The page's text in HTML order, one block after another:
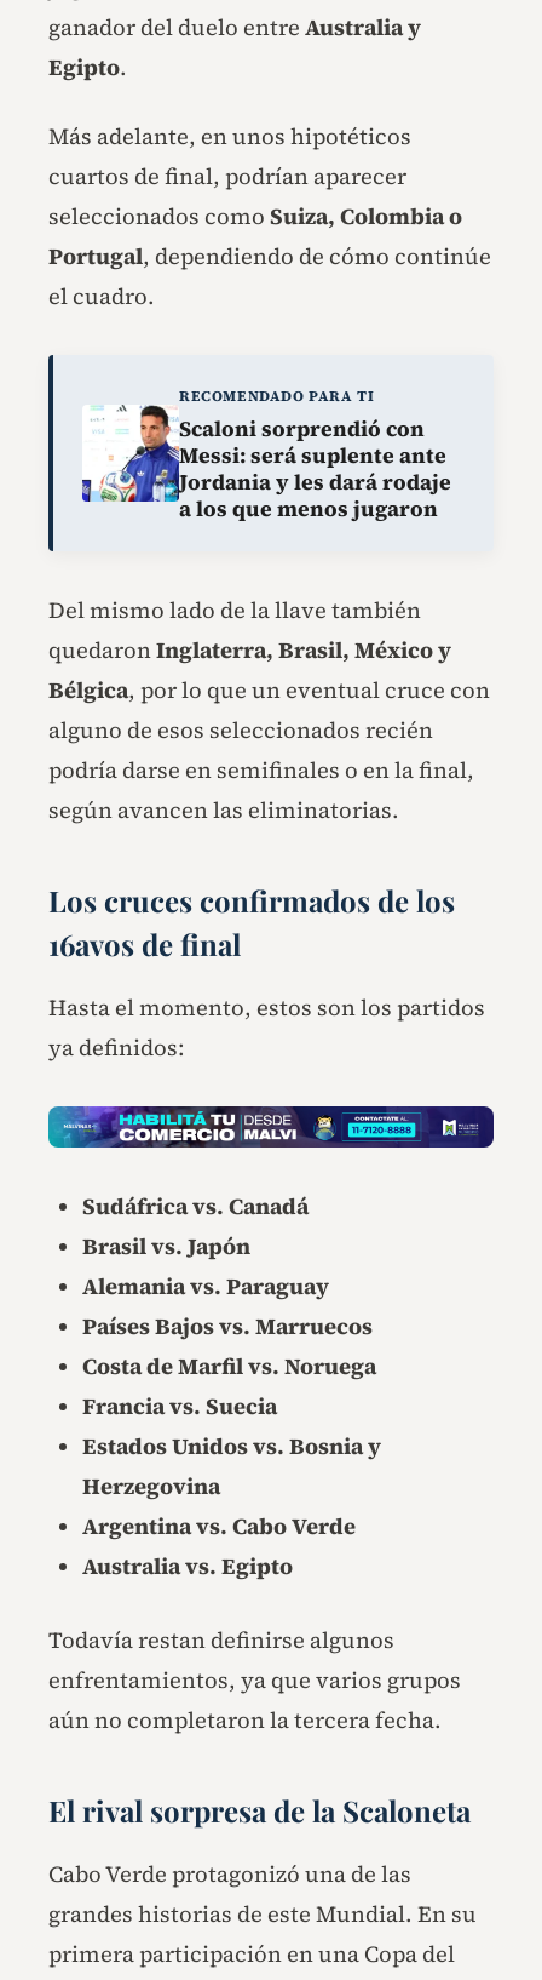
ganador del duelo entre Australia y
Egipto.
Más adelante, en unos hipotéticos
cuartos de final, podrían aparecer
seleccionados como Suiza, Colombia o
Portugal, dependiendo de cómo continúe
el cuadro.
RECOMENDADO PARA TI
Scaloni sorprendió con
Messi: será suplente ante
Jordania y les dará rodaje
a los que menos jugaron
Del mismo lado de la llave también
quedaronInglaterra, Brasil, México y
Bélgica, por lo que un eventual cruce con
alguno de esos seleccionados recién
podría darse en semifinales o en la final,
según avancen las eliminatorias.
Los cruces confirmados de los
16avos de final
Hasta el momento, estos son los partidos
ya definidos:
Sudáfrica vs. Canadá
Brasil vs. Japón
Alemania vs. Paraguay
Países Bajos vs. Marruecos
Costa de Marfil vs. Noruega
Francia vs. Suecia
Estados Unidos vs. Bosnia y
Herzegovina
Argentina vs. Cabo Verde
Australia vs. Egipto
Todavía restan definirse algunos
enfrentamientos, ya que varios grupos
aún no completaron la tercera fecha.
El rival sorpresa de la Scaloneta
Cabo Verde protagonizó una de las
grandes historias de este Mundial. En su
primera participación en una Copa del